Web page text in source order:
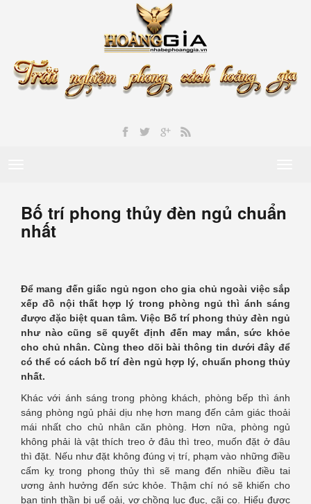
Bố trí phong thủy đèn ngủ chuẩn
nhất
Để mang đến giấc ngủ ngon cho gia chủ ngoài việc sắp
xếp đồ nội thất hợp lý trong phòng ngủ thì ánh sáng
được đặc biệt quan tâm. Việc Bố trí phong thủy đèn ngủ
như nào cũng sẽ quyết định đến may mắn, sức khỏe
cho chủ nhân. Cùng theo dõi bài thông tin dưới đây để
có thể có cách bố trí đèn ngủ hợp lý, chuẩn phong thủy
nhất.
Khác với ánh sáng trong phòng khách, phòng bếp thì ánh
sáng phòng ngủ phải dịu nhẹ hơn mang đến cảm giác thoải
mái nhất cho chủ nhân căn phòng. Hơn nữa, phòng ngủ
không phải là vật thích treo ở đâu thì treo, muốn đặt ở đâu
thì đặt. Nếu như đặt không đúng vị trí, phạm vào những điều
cấm kỵ trong phong thủy thì sẽ mang đến nhiều điều tai
ương ảnh hưởng đến sức khỏe. Thậm chí nó sẽ khiến cho
bạn tinh thần bị uể oải, vợ chồng lục đục, cãi cọ. Hiểu được